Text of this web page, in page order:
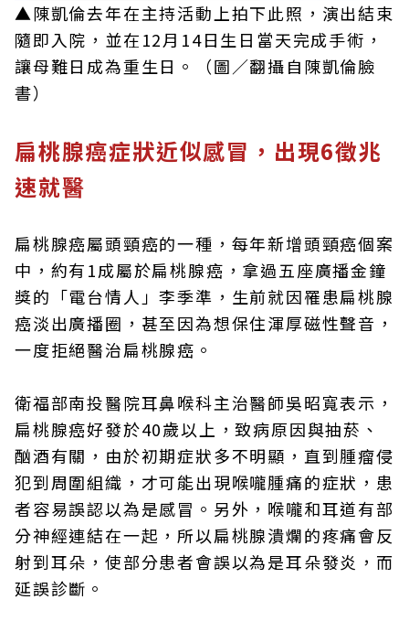
▲陳凱倫去年在主持活動上拍下此照，演出結束
隨即入院，並在12月14日生日當天完成手術，
讓母難日成為重生日。（圖／翻攝自陳凱倫臉
書）
扁桃腺癌症狀近似感冒，出現6徵兆
速就醫
扁桃腺癌屬頭頸癌的一種，每年新增頭頸癌個案
中，約有1成屬於扁桃腺癌，拿過五座廣播金鐘
獎的「電台情人」李季準，生前就因罹患扁桃腺
癌淡出廣播圈，甚至因為想保住渾厚磁性聲音，
一度拒絕醫治扁桃腺癌。
衛福部南投醫院耳鼻喉科主治醫師吳昭寬表示，
扁桃腺癌好發於40歲以上，致病原因與抽菸、
酗酒有關，由於初期症狀多不明顯，直到腫瘤侵
犯到周圍組織，才可能出現喉嚨腫痛的症狀，患
者容易誤認以為是感冒。另外，喉嚨和耳道有部
分神經連結在一起，所以扁桃腺潰爛的疼痛會反
射到耳朵，使部分患者會誤以為是耳朵發炎，而
延誤診斷。